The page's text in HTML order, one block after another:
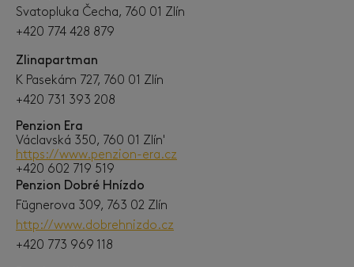
Svatopluka Čecha, 760 01 Zlín
+420 774 428 879
Zlinapartman
K Pasekám 727, 760 01 Zlín
+420 731 393 208
Penzion Era
Václavská 350, 760 01 Zlín'
https://www.penzion-era.cz
+420 602 719 519
Penzion Dobré Hnízdo
Fügnerova 309, 763 02 Zlín
http://www.dobrehnizdo.cz
+420 773 969 118